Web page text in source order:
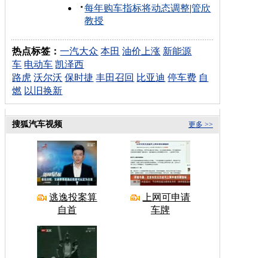
每年购车指标将动态调整|管欣
教授
热点标签：一汽大众 本田 油价上涨 新能源
车 电动车 凯泽西
路虎 沃尔沃 保时捷 丰田召回 比亚迪 停车费 自
燃 以旧换新
更多 >>
搜狐汽车视频
逃逸投案算
自首
上网可申请
车牌